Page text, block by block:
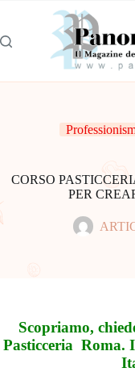
CORSO
PER
Scopriamo,
Pasticceria Roma.